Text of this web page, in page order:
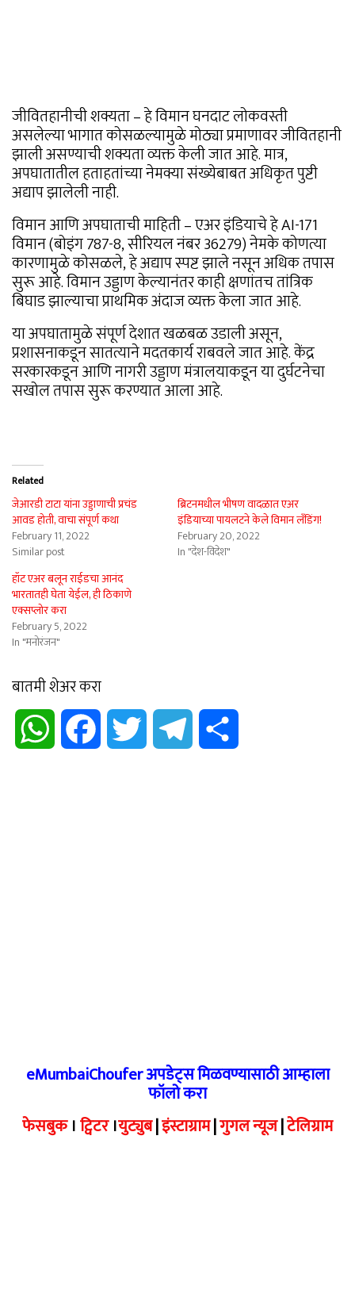
जीवितहानीची शक्यता – हे विमान घनदाट लोकवस्ती
असलेल्या भागात कोसळल्यामुळे मोठ्या प्रमाणावर जीवितहानी
झाली असण्याची शक्यता व्यक्त केली जात आहे. मात्र,
अपघातातील हताहतांच्या नेमक्या संख्येबाबत अधिकृत पुष्टी
अद्याप झालेली नाही.
विमान आणि अपघाताची माहिती – एअर इंडियाचे हे AI-171
विमान (बोइंग 787-8, सीरियल नंबर 36279) नेमके कोणत्या
कारणामुळे कोसळले, हे अद्याप स्पष्ट झाले नसून अधिक तपास
सुरू आहे. विमान उड्डाण केल्यानंतर काही क्षणांतच तांत्रिक
बिघाड झाल्याचा प्राथमिक अंदाज व्यक्त केला जात आहे.
या अपघातामुळे संपूर्ण देशात खळबळ उडाली असून,
प्रशासनाकडून सातत्याने मदतकार्य राबवले जात आहे. केंद्र
सरकारकडून आणि नागरी उड्डाण मंत्रालयाकडून या दुर्घटनेचा
सखोल तपास सुरू करण्यात आला आहे.
Related
जेआरडी टाटा यांना उड्डाणाची प्रचंड
आवड होती, वाचा संपूर्ण कथा
February 11, 2022
Similar post
ब्रिटनमधील भीषण वादळात एअर
इंडियाच्या पायलटने केले विमान लँडिंग!
February 20, 2022
In "देश-विदेश"
हॉट एअर बलून राईडचा आनंद
भारतातही घेता येईल, ही ठिकाणे
एक्सप्लोर करा
February 5, 2022
In "मनोरंजन"
बातमी शेअर करा
WhatsApp Facebook Twitter Telegram
eMumbaiChoufer अपडेट्स मिळवण्यासाठी आम्हाला
फॉलो करा
फेसबुक।ट्विटर।युट्युब|इंस्टाग्राम|गुगल न्यूज|टेलिग्राम